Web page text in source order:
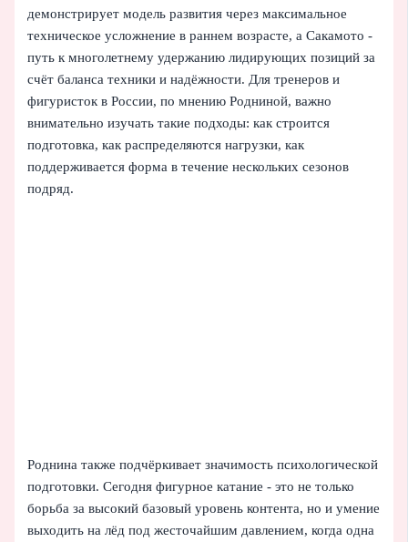
демонстрирует модель развития через максимальное
техническое усложнение в раннем возрасте, а Сакамото -
путь к многолетнему удержанию лидирующих позиций за
счёт баланса техники и надёжности. Для тренеров и
фигуристок в России, по мнению Родниной, важно
внимательно изучать такие подходы: как строится
подготовка, как распределяются нагрузки, как
поддерживается форма в течение нескольких сезонов
подряд.
Роднина также подчёркивает значимость психологической
подготовки. Сегодня фигурное катание - это не только
борьба за высокий базовый уровень контента, но и умение
выходить на лёд под жесточайшим давлением, когда одна